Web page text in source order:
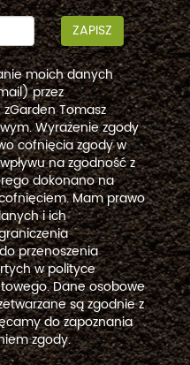
ZAPISZ
moich danych
przez
zGarden Tomasz
Wyrażenie zgody
cofnięcia zgody w
na zgodność z
dokonano na
Mam prawo
i ich
przenoszenia
w polityce
Dane osobowe
są zgodnie z
do zapoznania
zgody.